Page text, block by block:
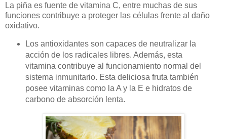
La piña es fuente de vitamina C, entre muchas de sus
funciones contribuye a proteger las células frente al daño
oxidativo.
Los antioxidantes son capaces de neutralizar la
acción de los radicales libres. Además, esta
vitamina contribuye al funcionamiento normal del
sistema inmunitario. Esta deliciosa fruta también
posee vitaminas como la A y la E e hidratos de
carbono de absorción lenta.